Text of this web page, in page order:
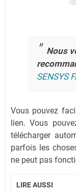
Nous
SENSYS
Vous pouvez
lien.Vous
télécharger
parfois les
ne peut pas
LIRE AUSSI